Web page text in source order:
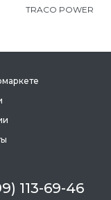
TRACO POWER
113-69-46
Подольск